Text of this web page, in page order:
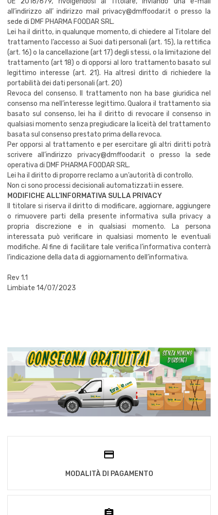
all’indirizzo all’ indirizzo mail privacy@dmffoodar.it o presso la
sede di DMF PHARMA FOODAR SRL.
Lei ha il diritto, in qualunque momento, di chiedere al Titolare del
trattamento l’accesso ai Suoi dati personali (art. 15), la rettifica
(art. 16) o la cancellazione (art 17) degli stessi, o la limitazione del
trattamento (art 18) o di opporsi al loro trattamento basato sul
legittimo interesse (art. 21). Ha altresì diritto di richiedere la
portabilità dei dati personali (art. 20)
Revoca del consenso. Il trattamento non ha base giuridica nel
consenso ma nell’interesse legittimo. Qualora il trattamento sia
basato sul consenso, lei ha il diritto di revocare il consenso in
qualsiasi momento senza pregiudicare la liceità del trattamento
basata sul consenso prestato prima della revoca.
Per opporsi al trattamento e per esercitare gli altri diritti potrà
scrivere all’indirizzo privacy@dmffoodar.it o presso la sede
operativa di DMF PHARMA FOODAR SRL.
Lei ha il diritto di proporre reclamo a un’autorità di controllo.
Non ci sono processi decisionali automatizzati in essere.
MODIFICHE ALL’INFORMATIVA SULLA PRIVACY
Il titolare si riserva il diritto di modificare, aggiornare, aggiungere
o rimuovere parti della presente informativa sulla privacy a
propria discrezione e in qualsiasi momento. La persona
interessata può verificare in qualsiasi momento le eventuali
modifiche. Al fine di facilitare tale verifica l’informativa conterrà
l’indicazione della data di aggiornamento dell’informativa.
Rev 1.1
Limbiate 14/07/2023
MODALITÀ DI PAGAMENTO